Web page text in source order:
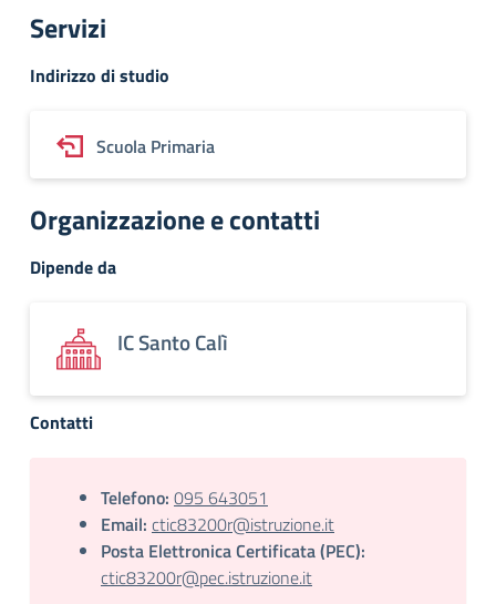
Servizi
Indirizzo di studio
Scuola Primaria
Organizzazione e contatti
Dipende da
IC Santo Calì
Contatti
Telefono: 095 643051
Email: ctic83200r@istruzione.it
Posta Elettronica Certificata (PEC):
ctic83200r@pec.istruzione.it